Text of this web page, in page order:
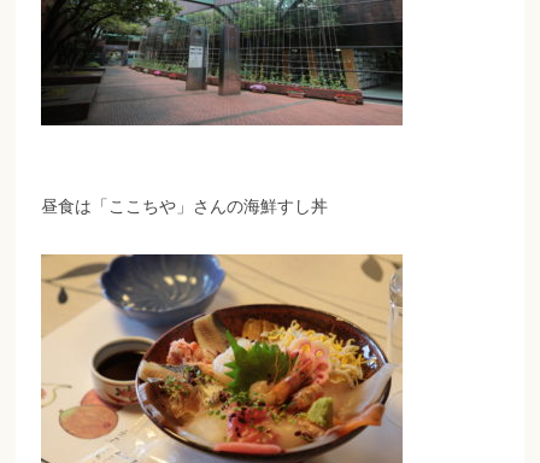
昼食は「ここちや」さんの海鮮すし丼